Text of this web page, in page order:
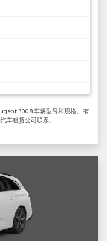
3008 车辆型号和规格。 有
车租赁公司联系。